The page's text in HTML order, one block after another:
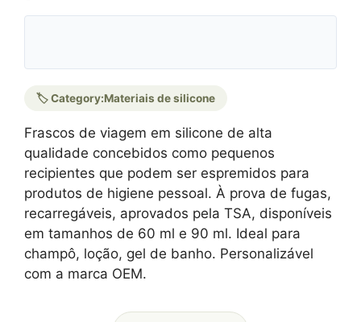
🏷️ Category:Materiais de silicone
Frascos de viagem em silicone de alta
qualidade concebidos como pequenos
recipientes que podem ser espremidos para
produtos de higiene pessoal. À prova de fugas,
recarregáveis, aprovados pela TSA, disponíveis
em tamanhos de 60 ml e 90 ml. Ideal para
champô, loção, gel de banho. Personalizável
com a marca OEM.